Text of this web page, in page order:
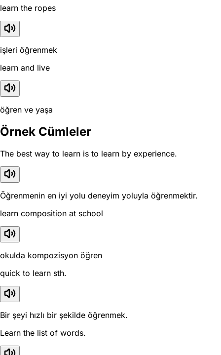
learn the ropes
işleri öğrenmek
learn and live
öğren ve yaşa
Örnek Cümleler
The best way to learn is to learn by experience.
Öğrenmenin en iyi yolu deneyim yoluyla öğrenmektir.
learn composition at school
okulda kompozisyon öğren
quick to learn sth.
Bir şeyi hızlı bir şekilde öğrenmek.
Learn the list of words.